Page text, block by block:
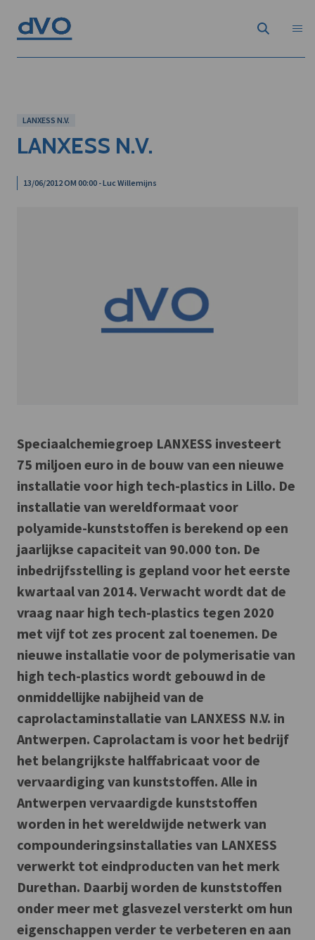
LANXESS N.V.
LANXESS N.V.
13/06/2012 OM 00:00 - Luc Willemijns
Speciaalchemiegroep LANXESS investeert
75 miljoen euro in de bouw van een nieuwe
installatie voor high tech-plastics in Lillo. De
installatie van wereldformaat voor
polyamide-kunststoffen is berekend op een
jaarlijkse capaciteit van 90.000 ton. De
inbedrijfsstelling is gepland voor het eerste
kwartaal van 2014. Verwacht wordt dat de
vraag naar high tech-plastics tegen 2020
met vijf tot zes procent zal toenemen. De
nieuwe installatie voor de polymerisatie van
high tech-plastics wordt gebouwd in de
onmiddellijke nabijheid van de
caprolactaminstallatie van LANXESS N.V. in
Antwerpen. Caprolactam is voor het bedrijf
het belangrijkste halffabricaat voor de
vervaardiging van kunststoffen. Alle in
Antwerpen vervaardigde kunststoffen
worden in het wereldwijde netwerk van
compounderingsinstallaties van LANXESS
verwerkt tot eindproducten van het merk
Durethan. Daarbij worden de kunststoffen
onder meer met glasvezel versterkt om hun
eigenschappen verder te verbeteren en aan